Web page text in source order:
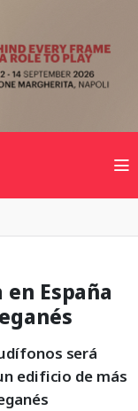
España
será
edificio de más